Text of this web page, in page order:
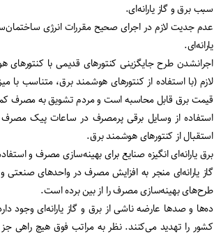
سبب برق و گاز یارانه‌ای.
عدم جدیت لازم در اجرای صحیح مقررات انرژی
یارانه‌ای.
اجرانشدن طرح جایگزینی کنتورهای قدیمی با کنتورهای
لازم (با استفاده از کنتورهای هوشمند برق، متناسب
قیمت برق قابل محاسبه است و مردم تشویق به مصرف
استفاده از وسایل برقی پرمصرف در ساعات پیک
استقبال از کنتورهای هوشمند برق.
برق یارانه‌ای انگیزه صنایع برای بهینه‌سازی مصرف و
گاز یارانه‌ای منجر به افزایش مصرف در واحدهای صنعتی
طرح‌های بهینه‌سازی مصرف را از بین برده است.
ده‌ها و صدها عارضه ناشی از برق و گاز یارانه‌ای وجود
کشور را تهدید می‌کنند. نظر به مراتب فوق هیچ راهی